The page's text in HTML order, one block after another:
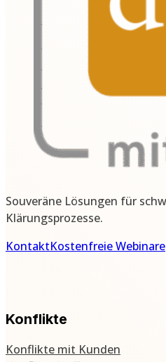
Souveräne Lösungen für
Klärungsprozesse.
KontaktKostenfreie Webinare
Konflikte
Konflikte mit Kunden